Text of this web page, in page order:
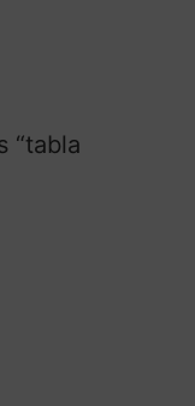
“tabla